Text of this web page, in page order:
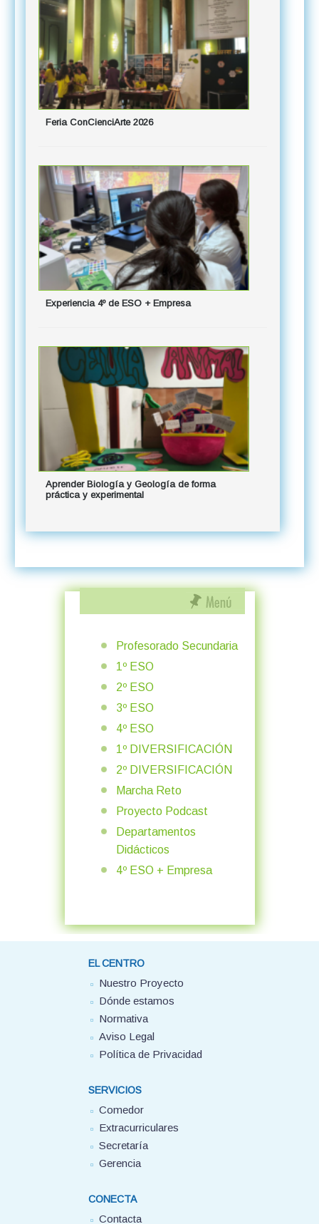
Feria ConCienciArte 2026
Experiencia 4º de ESO + Empresa
Aprender Biología y Geología de forma
práctica y experimental
Profesorado Secundaria
1º ESO
2º ESO
3º ESO
4º ESO
1º DIVERSIFICACIÓN
2º DIVERSIFICACIÓN
Marcha Reto
Proyecto Podcast
Departamentos
Didácticos
4º ESO + Empresa
EL CENTRO
Nuestro Proyecto
Dónde estamos
Normativa
Aviso Legal
Política de Privacidad
SERVICIOS
Comedor
Extracurriculares
Secretaría
Gerencia
CONECTA
Contacta